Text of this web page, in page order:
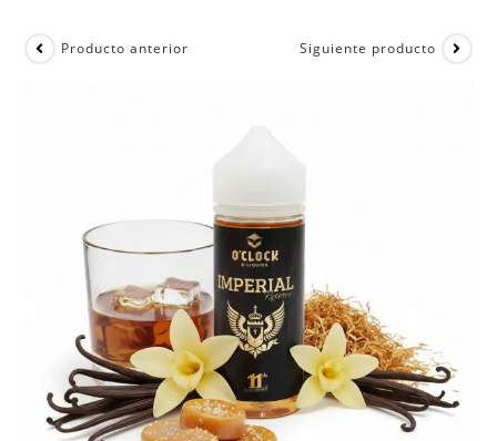
Producto anterior Siguiente producto